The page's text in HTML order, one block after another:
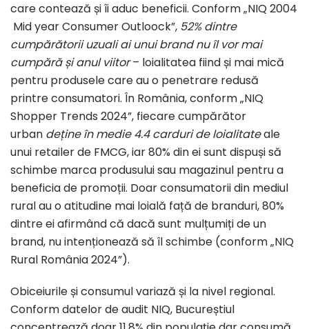
care contează și îi aduc beneficii. Conform „NIQ 2004
Mid year Consumer Outloock”, 52% dintre
cumpărătorii uzuali ai unui brand nu îl vor mai
cumpără și anul viitor– loialitatea fiind și mai mică
pentru produsele care au o penetrare redusă
printre consumatori. În România, conform „NIQ
Shopper Trends 2024”, fiecare cumpărător
urban deține în medie 4.4 carduri de loialitateale
unui retailer de FMCG, iar 80% din ei sunt dispuși să
schimbe marca produsului sau magazinul pentru a
beneficia de promoții. Doar consumatorii din mediul
rural au o atitudine mai loială față de branduri, 80%
dintre ei afirmând că dacă sunt mulțumiți de un
brand, nu intenționează să îl schimbe (conform „NIQ
Rural România 2024”).
Obiceiurile și consumul variază și la nivel regional.
Conform datelor de audit NIQ, Bucureștiul